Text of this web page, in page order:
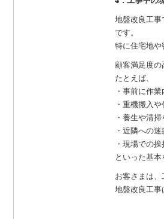
地盤改良工
です。
特に住宅地や
顧客満足度
たとえば、
・事前に作
・重機搬入
・養生や清
・近隣への
・現場での
といった基本
お客さまは
地盤改良工